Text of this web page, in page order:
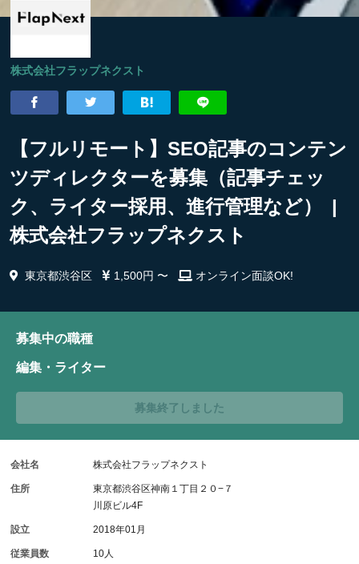
株式会社フラップネクスト
【フルリモート】SEO記事のコンテン
ツディレクターを募集（記事チェッ
ク、ライター採用、進行管理など） |
株式会社フラップネクスト
東京都渋谷区 1,500円 〜 オンライン面談OK!
募集中の職種
編集・ライター
募集終了しました
会社名 株式会社フラップネクスト
住所
東京都渋谷区神南１丁目２０−７
川原ビル4F
設立 2018年01月
従業員数 10人